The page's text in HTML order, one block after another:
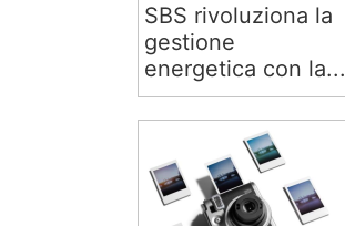
SBS rivoluziona la
gestione
energetica con la...